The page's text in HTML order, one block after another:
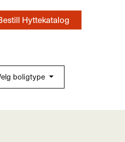
Hyttekatalog
boligtype